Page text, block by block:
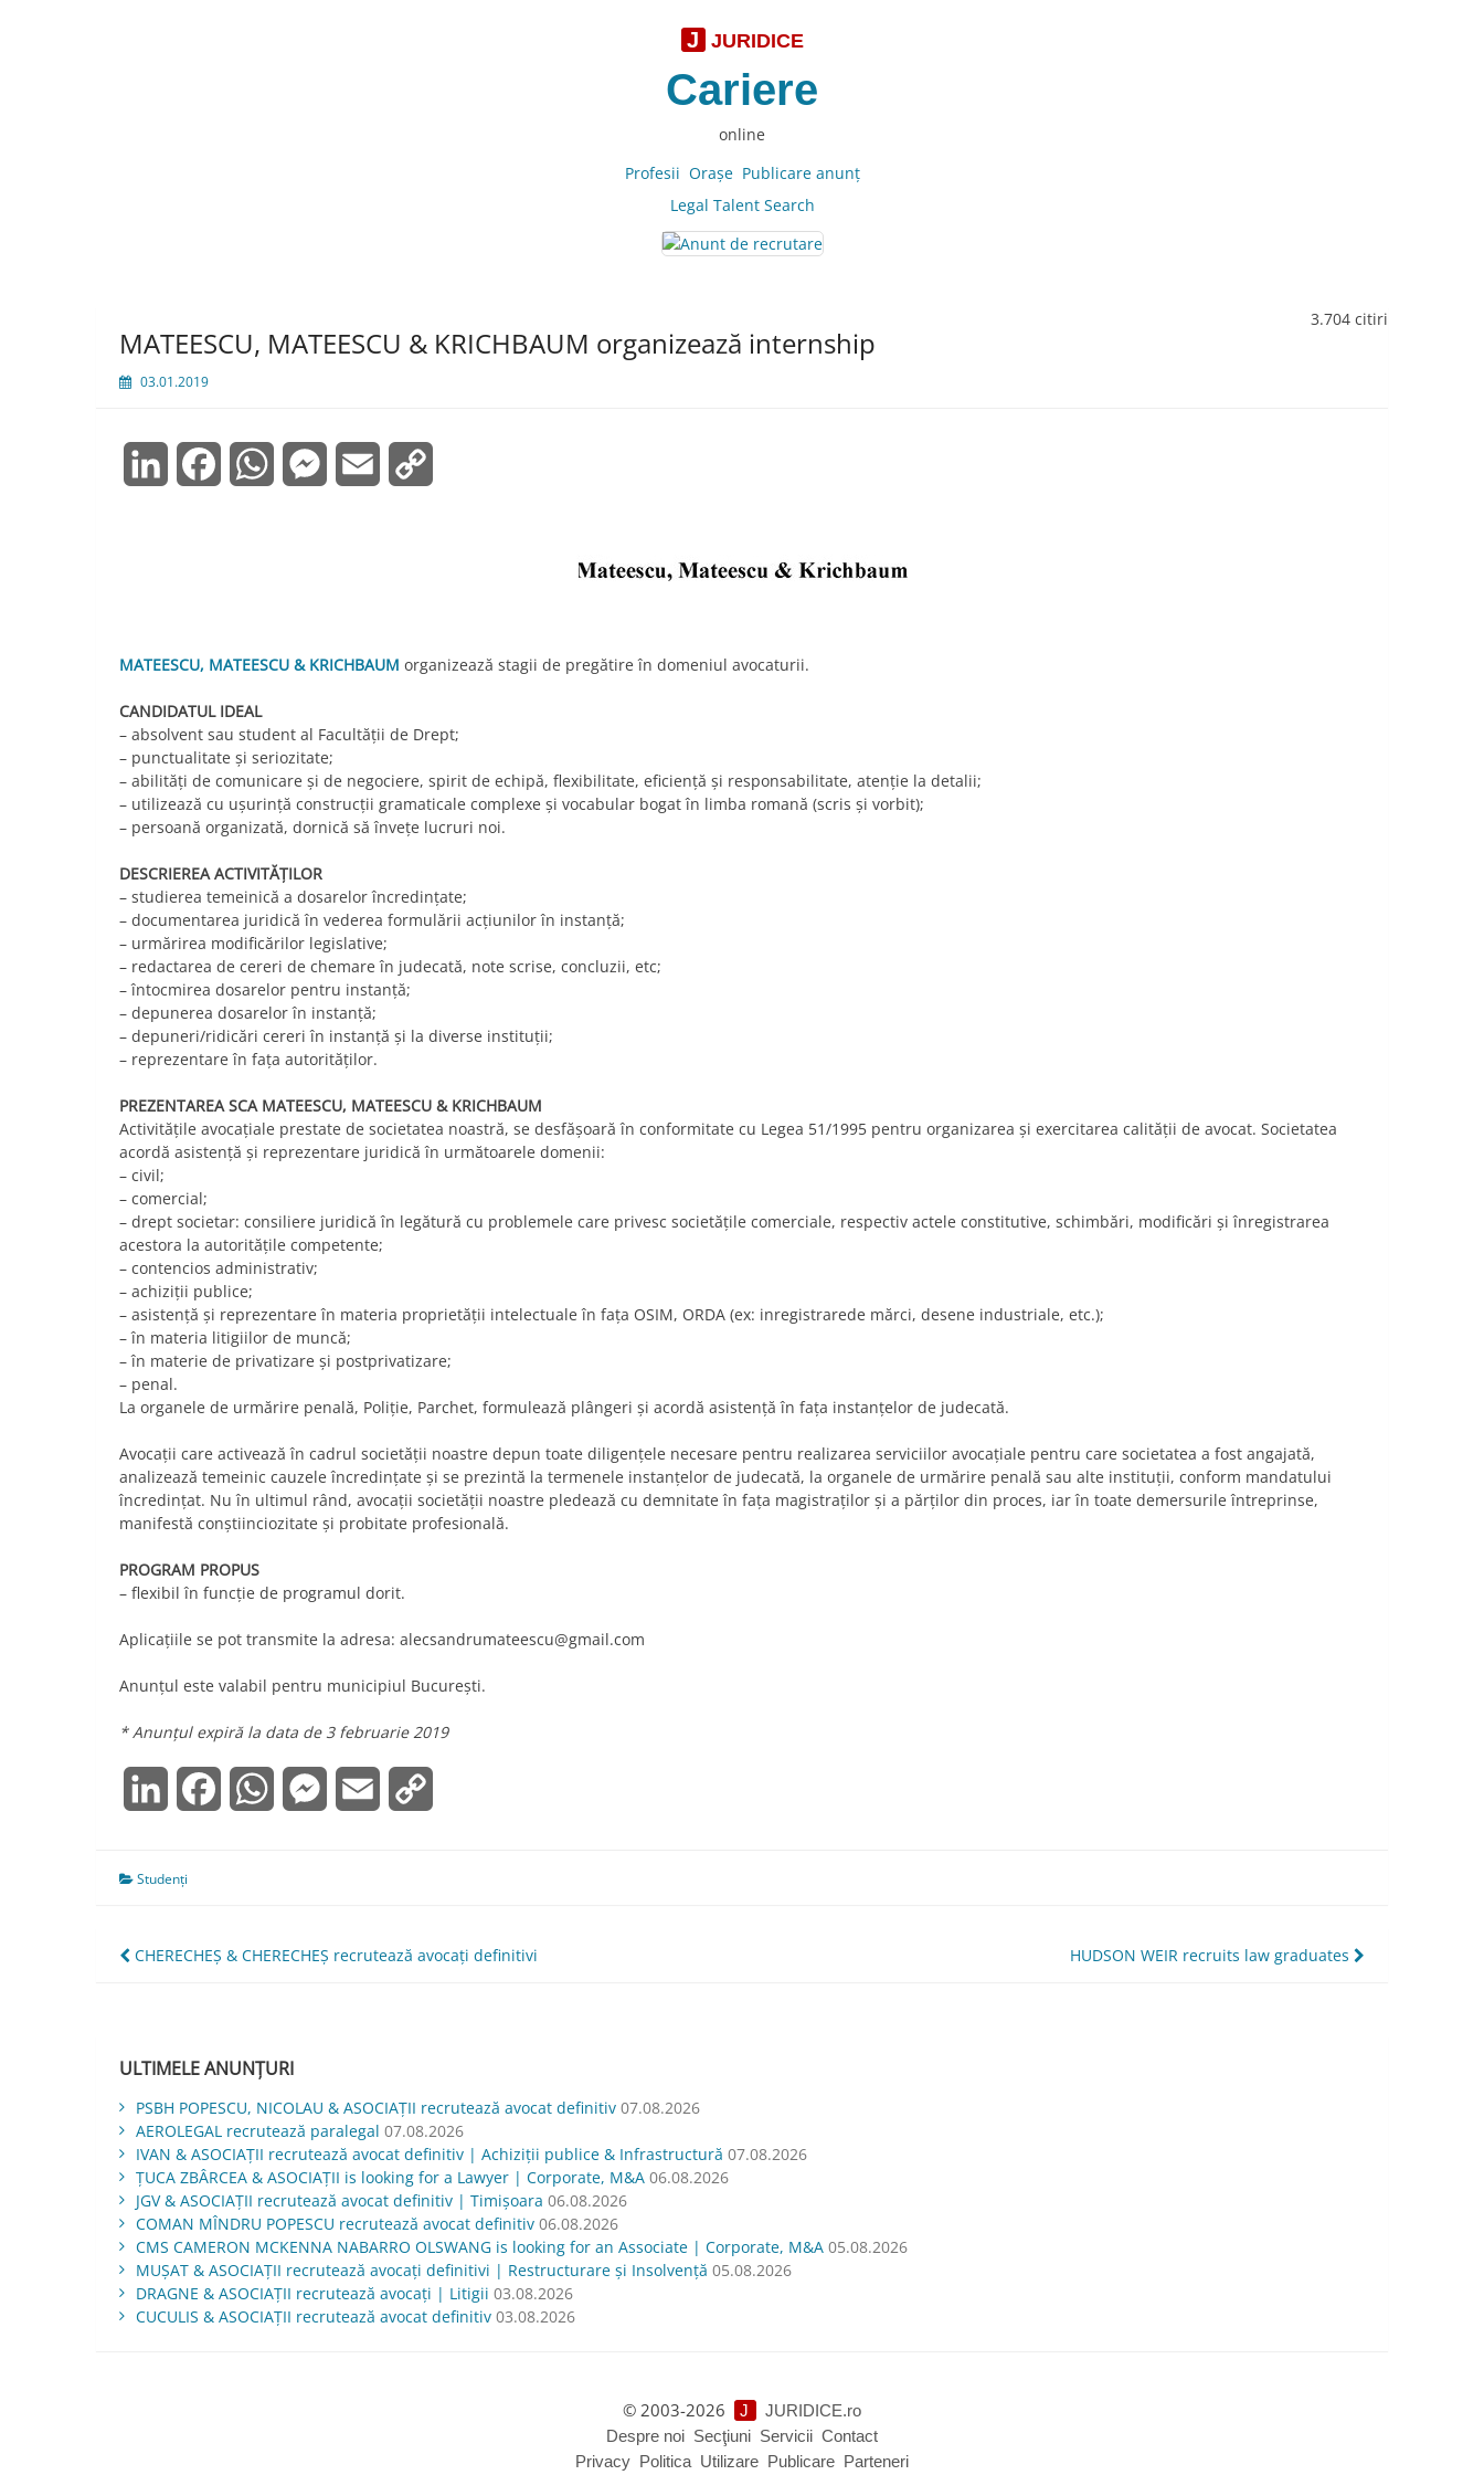
J JURIDICE
Cariere
online
Profesii Oraşe Publicare anunţ
Legal Talent Search
3.704 citiri
MATEESCU, MATEESCU & KRICHBAUM organizează internship
03.01.2019
LinkedInFacebookWhatsAppMessenger
Email
MATEESCU, MATEESCU & KRICHBAUM organizează stagii de pregătire în domeniul avocaturii.
CANDIDATUL IDEAL
– absolvent sau student al Facultăţii de Drept;
– punctualitate şi seriozitate;
– abilităţi de comunicare şi de negociere, spirit de echipă, flexibilitate, eficienţă şi responsabilitate, atenţie la detalii;
– utilizează cu uşurinţă construcţii gramaticale complexe şi vocabular bogat în limba romană (scris şi vorbit);
– persoană organizată, dornică să înveţe lucruri noi.
DESCRIEREA ACTIVITĂȚILOR
– studierea temeinică a dosarelor încredinţate;
– documentarea juridică în vederea formulării acţiunilor în instanţă;
– urmărirea modificărilor legislative;
– redactarea de cereri de chemare în judecată, note scrise, concluzii, etc;
– întocmirea dosarelor pentru instanţă;
– depunerea dosarelor în instanţă;
– depuneri/ridicări cereri în instanţă şi la diverse instituţii;
– reprezentare în faţa autorităţilor.
PREZENTAREA SCA MATEESCU, MATEESCU & KRICHBAUM
Activităţile avocaţiale prestate de societatea noastră, se desfăşoară în conformitate cu Legea 51/1995 pentru organizarea şi exercitarea calităţii de avocat. Societatea
acordă asistenţă şi reprezentare juridică în următoarele domenii:
– civil;
– comercial;
– drept societar: consiliere juridică în legătură cu problemele care privesc societăţile comerciale, respectiv actele constitutive, schimbări, modificări şi înregistrarea
acestora la autorităţile competente;
– contencios administrativ;
– achiziţii publice;
– asistenţă şi reprezentare în materia proprietăţii intelectuale în faţa OSIM, ORDA (ex: inregistrarede mărci, desene industriale, etc.);
– în materia litigiilor de muncă;
– în materie de privatizare şi postprivatizare;
– penal.
La organele de urmărire penală, Poliţie, Parchet, formulează plângeri şi acordă asistenţă în faţa instanţelor de judecată.
Avocaţii care activează în cadrul societăţii noastre depun toate diligenţele necesare pentru realizarea serviciilor avocaţiale pentru care societatea a fost angajată,
analizează temeinic cauzele încredinţate şi se prezintă la termenele instanţelor de judecată, la organele de urmărire penală sau alte instituţii, conform mandatului
încredinţat. Nu în ultimul rând, avocaţii societăţii noastre pledează cu demnitate în faţa magistraţilor şi a părţilor din proces, iar în toate demersurile întreprinse,
manifestă conştiinciozitate şi probitate profesională.
PROGRAM PROPUS
– flexibil în funcţie de programul dorit.
Aplicaţiile se pot transmite la adresa: alecsandrumateescu@gmail.com
Anunțul este valabil pentru municipiul București.
* Anunțul expiră la data de 3 februarie 2019
LinkedInFacebookWhatsAppMessenger
Email
Studenți
Navigare
CHERECHEȘ & CHERECHEȘ recrutează avocați definitivi HUDSON WEIR recruits law graduates
ULTIMELE ANUNȚURI
PSBH POPESCU, NICOLAU & ASOCIAȚII recrutează avocat definitiv 07.08.2026
AEROLEGAL recrutează paralegal 07.08.2026
IVAN & ASOCIAŢII recrutează avocat definitiv | Achiziții publice & Infrastructură 07.08.2026
ŢUCA ZBÂRCEA & ASOCIAŢII is looking for a Lawyer | Corporate, M&A 06.08.2026
JGV & ASOCIAŢII recrutează avocat definitiv | Timișoara 06.08.2026
COMAN MÎNDRU POPESCU recrutează avocat definitiv 06.08.2026
CMS CAMERON MCKENNA NABARRO OLSWANG is looking for an Associate | Corporate, M&A 05.08.2026
MUŞAT & ASOCIAŢII recrutează avocați definitivi | Restructurare și Insolvență 05.08.2026
DRAGNE & ASOCIAȚII recrutează avocați | Litigii 03.08.2026
CUCULIS & ASOCIAȚII recrutează avocat definitiv 03.08.2026
© 2003-2026 J
JURIDICE.ro
Despre noi Secţiuni Servicii Contact
Privacy Politica Utilizare Publicare Parteneri